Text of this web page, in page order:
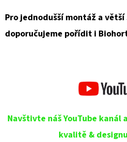
Pro jednodušší montáž a
doporučujeme pořídit i
Navštivte náš YouTube kanál
kvalitě &